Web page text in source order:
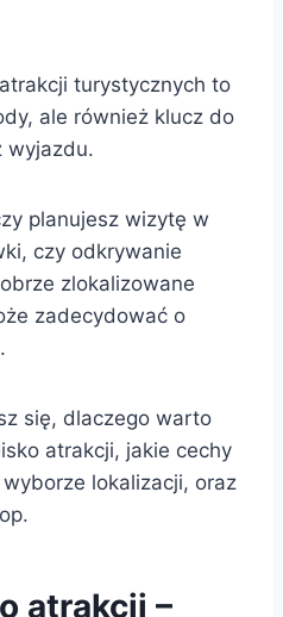
turystycznych to
ale również klucz do
wyjazdu.
planujesz wizytę w
czy odkrywanie
zlokalizowane
zadecydować o
się, dlaczego warto
atrakcji, jakie cechy
lokalizacji, oraz
atrakcji –